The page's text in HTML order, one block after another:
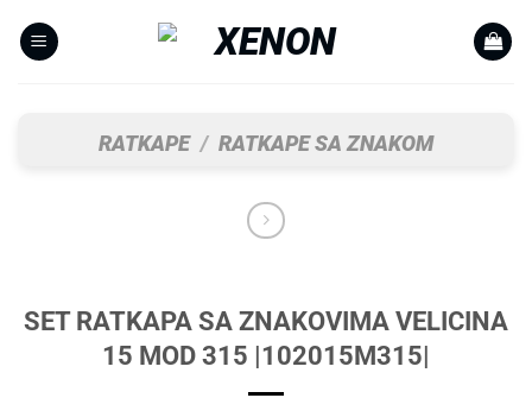
RATKAPE / RATKAPE SA ZNAKOM
SET RATKAPA SA ZNAKOVIMA VELICINA
15 MOD 315 |102015M315|